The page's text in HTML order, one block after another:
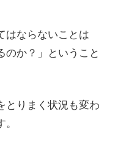
はならないことは
のか？」ということ
とりまく状況も変わ